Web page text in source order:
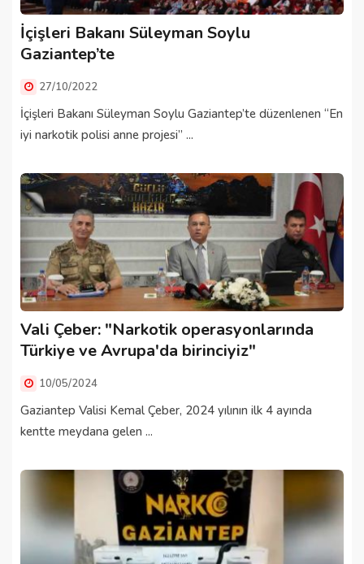
İçişleri Bakanı Süleyman Soylu
Gaziantep’te
27/10/2022
İçişleri Bakanı Süleyman Soylu Gaziantep’te düzenlenen “En
iyi narkotik polisi anne projesi” ...
Vali Çeber: "Narkotik operasyonlarında
Türkiye ve Avrupa'da birinciyiz"
10/05/2024
Gaziantep Valisi Kemal Çeber, 2024 yılının ilk 4 ayında
kentte meydana gelen ...